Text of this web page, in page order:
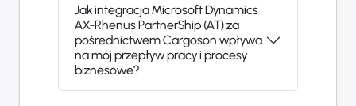
Jak integracja Microsoft Dynamics
AX-Rhenus PartnerShip (AT) za
pośrednictwem Cargoson wpływa
na mój przepływ pracy i procesy
biznesowe?